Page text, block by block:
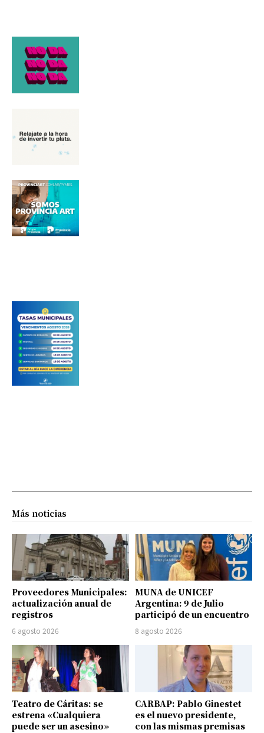
Más noticias
Proveedores Municipales:
actualización anual de
registros
6 agosto 2026
MUNA de UNICEF
Argentina: 9 de Julio
participó de un encuentro
8 agosto 2026
Teatro de Cáritas: se
estrena «Cualquiera
puede ser un asesino»
CARBAP: Pablo Ginestet
es el nuevo presidente,
con las mismas premisas